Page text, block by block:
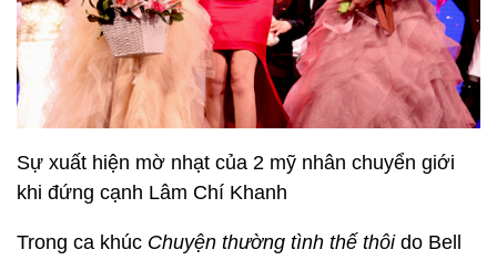
Sự xuất hiện mờ nhạt của 2 mỹ nhân chuyển giới
khi đứng cạnh Lâm Chí Khanh
Trong ca khúc Chuyện thường tình thế thôido Bell